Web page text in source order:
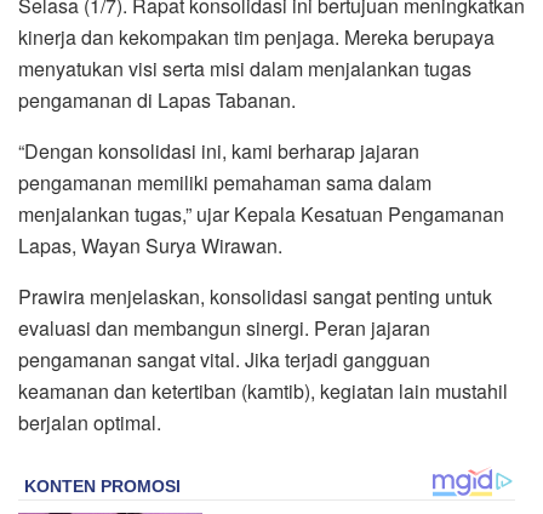
Selasa (1/7). Rapat konsolidasi ini bertujuan meningkatkan
kinerja dan kekompakan tim penjaga. Mereka berupaya
menyatukan visi serta misi dalam menjalankan tugas
pengamanan di Lapas Tabanan.
“Dengan konsolidasi ini, kami berharap jajaran
pengamanan memiliki pemahaman sama dalam
menjalankan tugas,” ujar Kepala Kesatuan Pengamanan
Lapas, Wayan Surya Wirawan.
Prawira menjelaskan, konsolidasi sangat penting untuk
evaluasi dan membangun sinergi. Peran jajaran
pengamanan sangat vital. Jika terjadi gangguan
keamanan dan ketertiban (kamtib), kegiatan lain mustahil
berjalan optimal.